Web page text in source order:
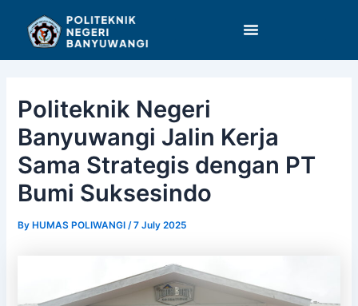
content
Politeknik Negeri
Banyuwangi Jalin Kerja
Sama Strategis dengan PT
Bumi Suksesindo
ByHUMAS POLIWANGI /7 July 2025
navigation